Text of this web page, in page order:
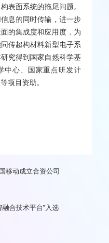
表面系统的拖尾问题。
息的同时传输，进一步
的集成度和应用度，为
传超构材料新型电子系
究得到国家自然科学基
中心、国家重点研发计
项目资助。
移动成立合资公司
合技术平台”入选